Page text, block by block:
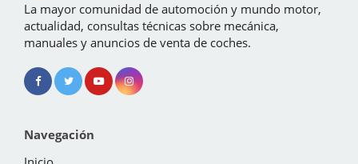
La mayor comunidad de automoción y mundo motor,
actualidad, consultas técnicas sobre mecánica,
manuales y anuncios de venta de coches.
Navegación